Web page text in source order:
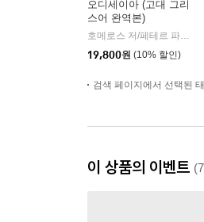
오디세이아 (고대 그리
스어 완역본)
19,800원 (10% 할인)
검색 페이지에서 선택된
이 상품의 이벤트